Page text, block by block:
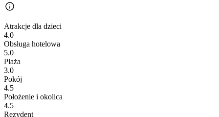
Atrakcje dla dzieci
4.0
Obsługa hotelowa
5.0
Plaża
3.0
Pokój
4.5
Położenie i okolica
4.5
Rezydent